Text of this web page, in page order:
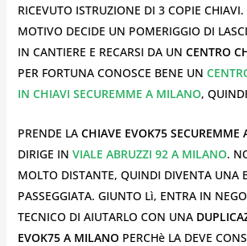
RICEVUTO ISTRUZIONE DI 3 COPIE CHIAVI.
MOTIVO DECIDE UN POMERIGGIO DI
IN CANTIERE E RECARSI DA UN CENTRO
PER FORTUNA CONOSCE BENE UN
IN CHIAVI SECUREMME A MILANO,
PRENDE LA CHIAVE EVOK75 SECUREMME
DIRIGE IN VIALE ABRUZZI 92 A MILANO.
MOLTO DISTANTE, QUINDI DIVENTA UNA
PASSEGGIATA. GIUNTO Lì, ENTRA IN
TECNICO DI AIUTARLO CON UNA
EVOK75 A MILANOPERCHè LA DEVE